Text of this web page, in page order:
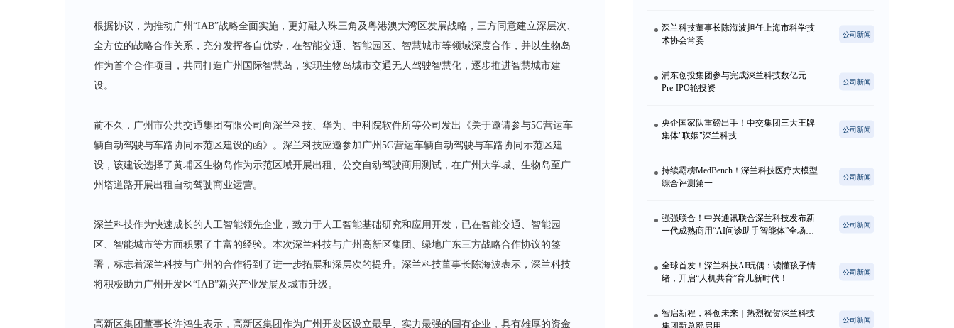
根据协议，为推动广州“IAB”战略全面实施，更好融入珠三角及粤港澳大湾区发展战略，三方同意建立深层次、
全方位的战略合作关系，充分发挥各自优势，在智能交通、智能园区、智慧城市等领域深度合作，并以生物岛
作为首个合作项目，共同打造广州国际智慧岛，实现生物岛城市交通无人驾驶智慧化，逐步推进智慧城市建
设。
前不久，广州市公共交通集团有限公司向深兰科技、华为、中科院软件所等公司发出《关于邀请参与5G营运车
辆自动驾驶与车路协同示范区建设的函》。深兰科技应邀参加广州5G营运车辆自动驾驶与车路协同示范区建
设，该建设选择了黄埔区生物岛作为示范区域开展出租、公交自动驾驶商用测试，在广州大学城、生物岛至广
州塔道路开展出租自动驾驶商业运营。
深兰科技作为快速成长的人工智能领先企业，致力于人工智能基础研究和应用开发，已在智能交通、智能园
区、智能城市等方面积累了丰富的经验。本次深兰科技与广州高新区集团、绿地广东三方战略合作协议的签
署，标志着深兰科技与广州的合作得到了进一步拓展和深层次的提升。深兰科技董事长陈海波表示，深兰科技
将积极助力广州开发区“IAB”新兴产业发展及城市升级。
高新区集团董事长许鸿生表示，高新区集团作为广州开发区设立最早、实力最强的国有企业，具有雄厚的资金
深兰科技董事长陈海波担任上海市科学技
术协会常委
公司新闻
浦东创投集团参与完成深兰科技数亿元
Pre-IPO轮投资
公司新闻
央企国家队重磅出手！中交集团三大王牌
集体"联姻"深兰科技
公司新闻
持续霸榜MedBench！深兰科技医疗大模型
综合评测第一
公司新闻
强强联合！中兴通讯联合深兰科技发布新
一代成熟商用“AI问诊助手智能体”全场景
公司新闻
全球首发！深兰科技AI玩偶：读懂孩子情
绪，开启“人机共育”育儿新时代！
公司新闻
智启新程，科创未来｜热烈祝贺深兰科技
公司新闻